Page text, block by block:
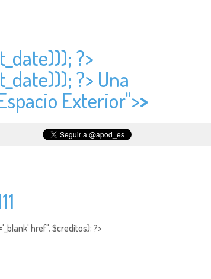
?>
?> Una
Exterior">>
href", $creditos); ?>